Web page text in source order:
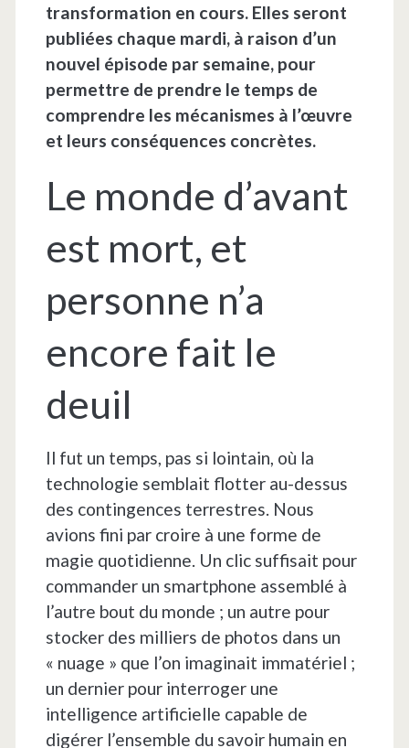
transformation en cours. Elles seront
publiées chaque mardi, à raison d’un
nouvel épisode par semaine, pour
permettre de prendre le temps de
comprendre les mécanismes à l’œuvre
et leurs conséquences concrètes.
Le monde d’avant
est mort, et
personne n’a
encore fait le
deuil
Il fut un temps, pas si lointain, où la
technologie semblait flotter au-dessus
des contingences terrestres. Nous
avions fini par croire à une forme de
magie quotidienne. Un clic suffisait pour
commander un smartphone assemblé à
l’autre bout du monde ; un autre pour
stocker des milliers de photos dans un
« nuage » que l’on imaginait immatériel ;
un dernier pour interroger une
intelligence artificielle capable de
digérer l’ensemble du savoir humain en